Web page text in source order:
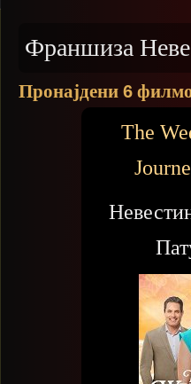
Франшиза
Пронајдени 6
The